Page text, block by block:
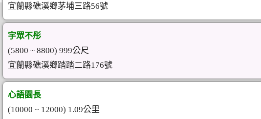
宜蘭縣礁溪鄉茅埔三路56號
宇眾不彤
(5800 ~ 8800) 999公尺
宜蘭縣礁溪鄉踏踏二路176號
心語園長
(10000 ~ 12000) 1.09公里